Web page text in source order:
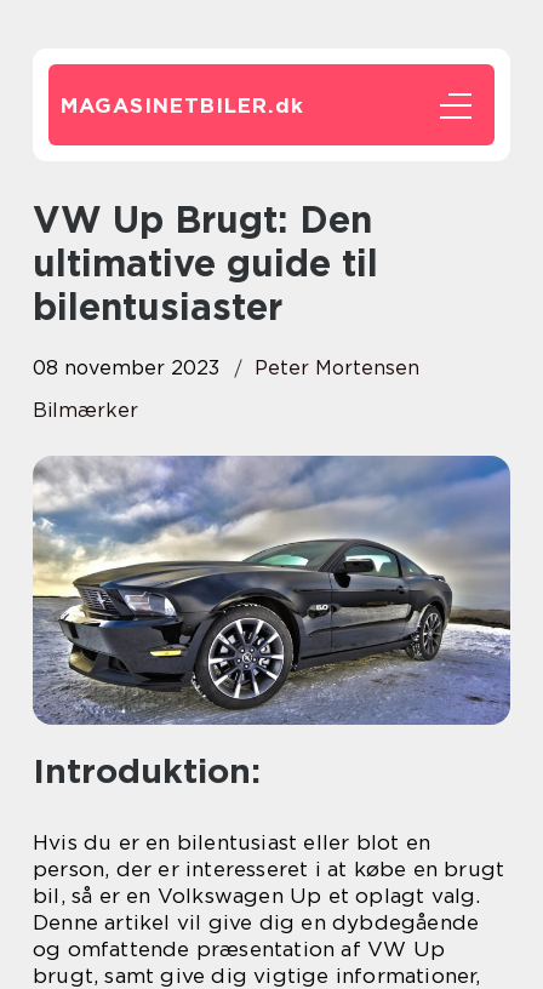
MAGASINETBILER.dk
VW Up Brugt: Den
ultimative guide til
bilentusiaster
08 november 2023
Peter Mortensen
Bilmærker
Introduktion:
Hvis du er en bilentusiast eller blot en
person, der er interesseret i at købe en brugt
bil, så er en Volkswagen Up et oplagt valg.
Denne artikel vil give dig en dybdegående
og omfattende præsentation af VW Up
brugt, samt give dig vigtige informationer,